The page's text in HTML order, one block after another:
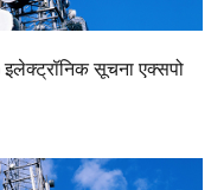
इलेक्ट्रॉनिक सूचना एक्सपो